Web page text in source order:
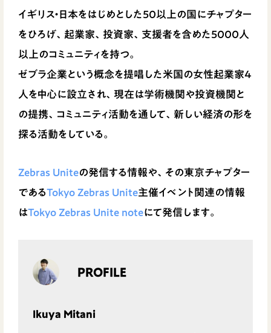
イギリス・日本をはじめとした50以上の国にチャプター
をひろげ、起業家、投資家、支援者を含めた5000人
以上のコミュニティを持つ。
ゼブラ企業という概念を提唱した米国の女性起業家4
人を中心に設立され、現在は学術機関や投資機関と
の提携、コミュニティ活動を通して、新しい経済の形を
探る活動をしている。
Zebras Uniteの発信する情報や、その東京チャプター
であるTokyo Zebras Unite主催イベント関連の情報
はTokyo Zebras Unite noteにて発信します。
PROFILE
Ikuya Mitani